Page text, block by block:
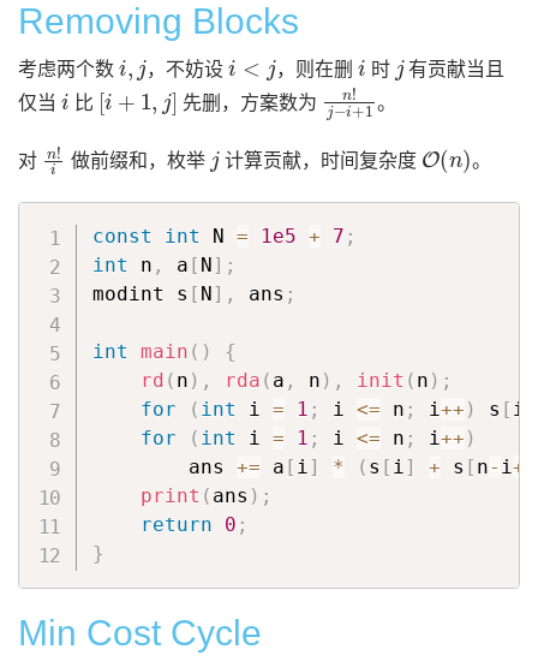
Removing Blocks
考虑两个数
i,
，不妨设
i<
，则在删
i
时
有贡献当且
仅当
i
比
[i+ j]
先删，方案数为
j−
。
对
n!
做前缀和，枚举 计算贡献，时间复杂度
O( )
。
const int N = 1e5 + 7 ;
int n , a [ N ] ;
modint s [ N ] , ans ;
int main ( )
{
rd ( n ) , rda ( a , n ) , init ( n ) ;
for
( int i = 1 ; i <= n ; i++ ) s [ i
for
( int i = 1 ; i <= n ; i++ )
        ans
+= a [ i] * ( s [ i] + s [ n- i+
print ( ans ) ;
return
0 ;
}
Min Cost Cycle